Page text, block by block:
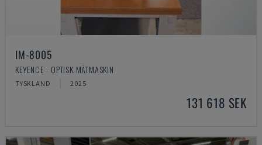
IM-8005
KEYENCE - OPTISK MÄTMASKIN
TYSKLAND 2025
131 618 SEK